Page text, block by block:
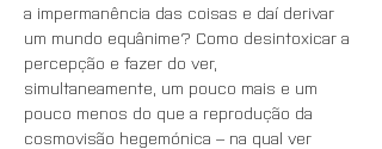
a impermanência das coisas e daí derivar
um mundo equânime? Como desintoxicar a
percepção e fazer do ver,
simultaneamente, um pouco mais e um
pouco menos do que a reprodução da
cosmovisão hegemónica – na qual ver